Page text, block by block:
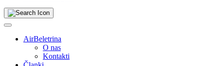
AirBeletrina
O nas
Kontakti